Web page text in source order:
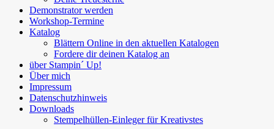
Demonstrator werden
Workshop-Termine
Katalog
Blättern Online in den aktuellen Katalogen
Fordere dir deinen Katalog an
über Stampin´ Up!
Über mich
Impressum
Datenschutzhinweis
Downloads
Stempelhüllen-Einleger für Kreativstes